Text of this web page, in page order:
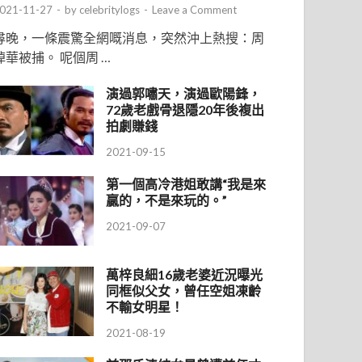
11-27 - by celebritylogs - Leave a Comment
晚，一條震驚全網嘅消息，突然沖上熱搜：周
華被捕。 呢個周 …
演過郭嘯天，演過歐陽鋒，
72歲老戲骨退隱20年後複出
拍劇賺錢
2021-09-15
第一個高冷港姐敢講“我是來
贏的，不是來玩的。”
2021-09-07
萬梓良細16歲老婆近況曝光
同框似父女，曾任空姐凍齡
不輸女明星！
2021-08-19